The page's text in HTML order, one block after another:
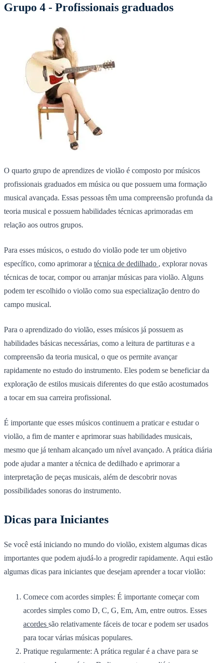
Grupo 4 - Profissionais graduados
O quarto grupo de aprendizes de violão é composto por músicos
profissionais graduados em música ou que possuem uma formação
musical avançada. Essas pessoas têm uma compreensão profunda da
teoria musical e possuem habilidades técnicas aprimoradas em
relação aos outros grupos.
Para esses músicos, o estudo do violão pode ter um objetivo
específico, como aprimorar a técnica de dedilhado , explorar novas
técnicas de tocar, compor ou arranjar músicas para violão. Alguns
podem ter escolhido o violão como sua especialização dentro do
campo musical.
Para o aprendizado do violão, esses músicos já possuem as
habilidades básicas necessárias, como a leitura de partituras e a
compreensão da teoria musical, o que os permite avançar
rapidamente no estudo do instrumento. Eles podem se beneficiar da
exploração de estilos musicais diferentes do que estão acostumados
a tocar em sua carreira profissional.
É importante que esses músicos continuem a praticar e estudar o
violão, a fim de manter e aprimorar suas habilidades musicais,
mesmo que já tenham alcançado um nível avançado. A prática diária
pode ajudar a manter a técnica de dedilhado e aprimorar a
interpretação de peças musicais, além de descobrir novas
possibilidades sonoras do instrumento.
Dicas para Iniciantes
Se você está iniciando no mundo do violão, existem algumas dicas
importantes que podem ajudá-lo a progredir rapidamente. Aqui estão
algumas dicas para iniciantes que desejam aprender a tocar violão:
Comece com acordes simples: É importante começar com
acordes simples como D, C, G, Em, Am, entre outros. Esses
acordes são relativamente fáceis de tocar e podem ser usados
para tocar várias músicas populares.
Pratique regularmente: A prática regular é a chave para se